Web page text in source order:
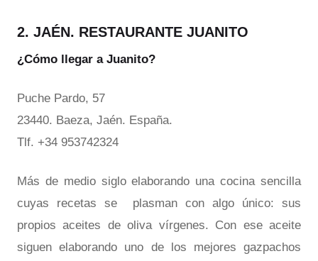
2. JAÉN. RESTAURANTE JUANITO
¿Cómo llegar a Juanito?
Puche Pardo, 57
23440. Baeza, Jaén. España.
Tlf. +34 953742324
Más de medio siglo elaborando una cocina sencilla
cuyas recetas se plasman con algo único: sus
propios aceites de oliva vírgenes. Con ese aceite
siguen elaborando uno de los mejores gazpachos